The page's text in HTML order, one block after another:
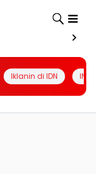
Iklanin di IDN